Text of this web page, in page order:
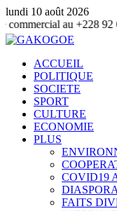
lundi 10 août 2026
+228 92 69 88 33
ACCUEIL
POLITIQUE
SOCIETE
SPORT
CULTURE
ECONOMIE
PLUS
COVID19
DIASPORA
FAITS